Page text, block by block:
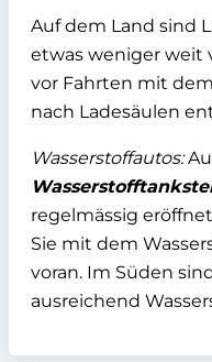
Auf dem Land sind
etwas weniger weit
vor Fahrten mit
nach Ladesäulen
Wasserstoffautos:
regelmässig
Sie mit dem
voran. Im Süden
ausreichend